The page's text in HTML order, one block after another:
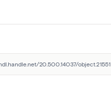
20.500.14037/object.21551